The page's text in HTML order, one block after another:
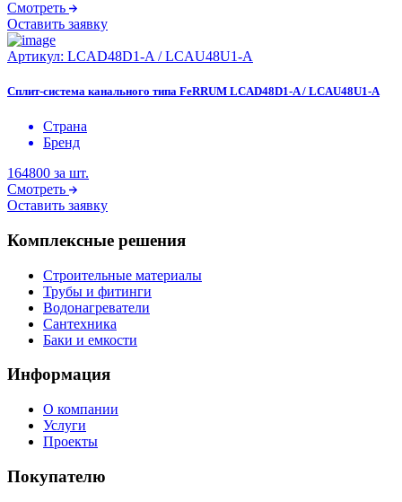
Смотреть
Оставить заявку
Артикул: LCAD48D1-A / LCAU48U1-A
Сплит-система канального типа FeRRUM LCAD48D1-A / LCAU48U1-A
Страна
Бренд
164800 за шт.
Смотреть
Оставить заявку
Комплексные решения
Строительные материалы
Трубы и фитинги
Водонагреватели
Сантехника
Баки и емкости
Информация
О компании
Услуги
Проекты
Покупателю